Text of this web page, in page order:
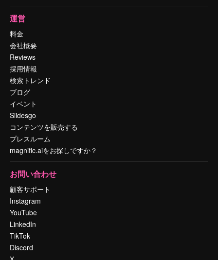
運営
料金
会社概要
Reviews
採用情報
検索トレンド
ブログ
イベント
Slidesgo
コンテンツを販売する
プレスルーム
magnific.aiをお探しですか？
お問い合わせ
顧客サポート
Instagram
YouTube
LinkedIn
TikTok
Discord